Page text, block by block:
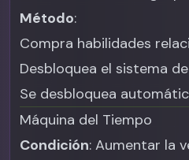
Método:
Compra habilidades
Desbloquea el sistema
Se desbloquea
Máquina del Tiempo
Condición: Aumentar la